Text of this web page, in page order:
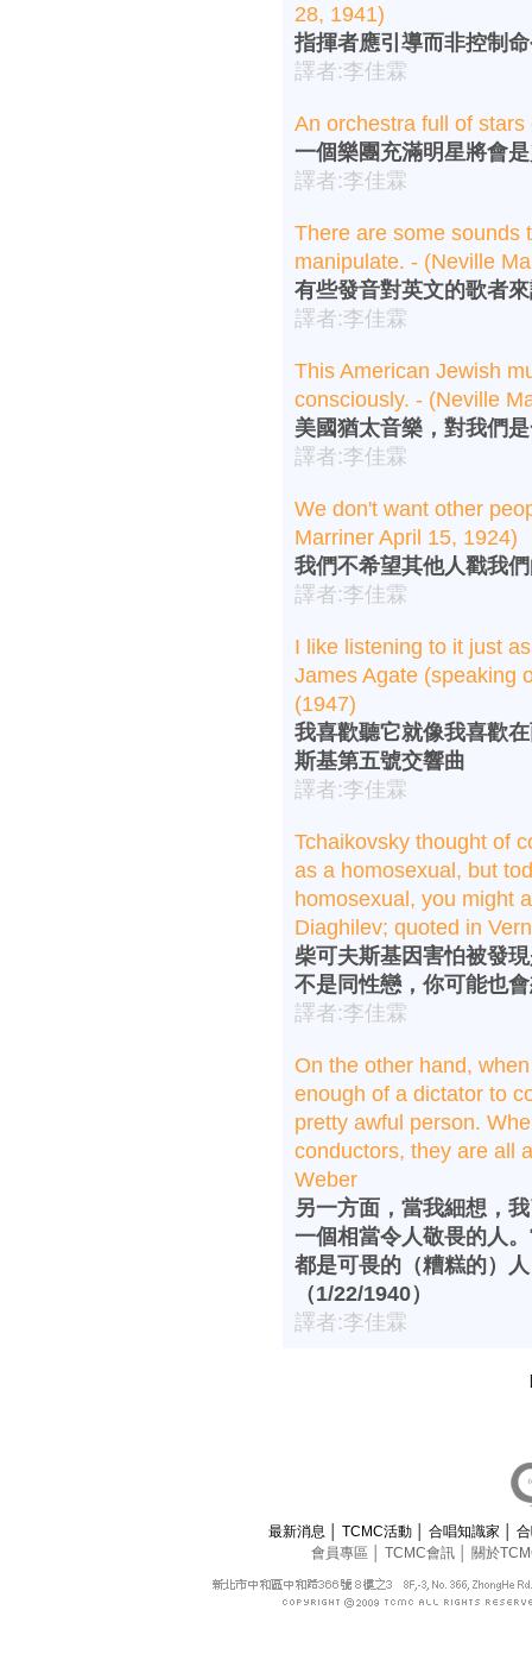
28, 1941)
指揮者應引導而非控制
譯者:李佳霖
An orchestra full of
一個樂團充滿明星將會
譯者:李佳霖
There are some sounds
manipulate. - (Neville
有些發音對英文的歌者
譯者:李佳霖
This American Jewish
consciously. - (Neville
美國猶太音樂，對我們
譯者:李佳霖
We don't want other
Marriner April 15, 1924)
我們不希望其他人戳我
譯者:李佳霖
I like listening to it just
James Agate (speaking
(1947)
我喜歡聽它就像我喜歡
斯基第五號交響曲
譯者:李佳霖
Tchaikovsky thought of
as a homosexual, but
homosexual, you might
Diaghilev; quoted in
柴可夫斯基因害怕被發
不是同性戀，你可能也
譯者:李佳霖
On the other hand,
enough of a dictator to
pretty awful person.
conductors, they are all
Weber
另一方面，當我細想，
一個相當令人敬畏的人
都是可畏的（糟糕的）
（1/22/1940）
譯者:李佳霖
最新消息 TCMC活動 合唱知識家
會員專區
TCMC會訊 關於